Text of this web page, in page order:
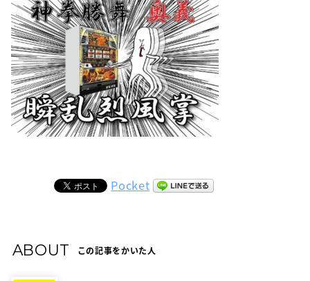
Pocket
ABOUT この記事をかいた人